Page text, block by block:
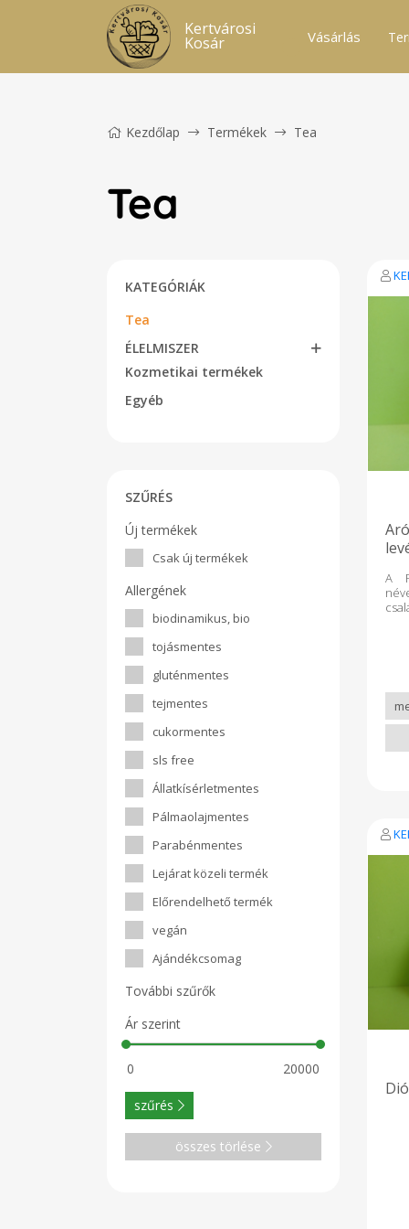
Kertvárosi
Kosár Vásárlás
Kezdőlap Termékek Tea
Tea
KATEGÓRIÁK
Tea
ÉLELMISZER
Kozmetikai termékek
Egyéb
SZŰRÉS
Új termékek
Csak új termékek
Allergének
biodinamikus, bio
tojásmentes
gluténmentes
tejmentes
cukormentes
sls free
Állatkísérletmentes
Pálmaolajmentes
Parabénmentes
Lejárat közeli termék
Előrendelhető termék
vegán
Ajándékcsomag
További szűrők
Ár szerint
szűrés
összes törlése
A